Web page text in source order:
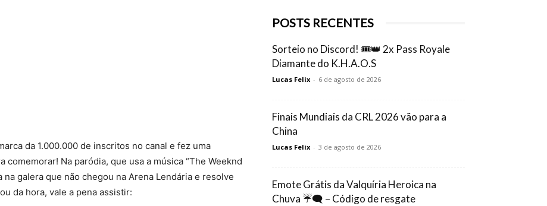
da 1.000.000 de inscritos no canal e fez uma
Na paródia, que usa a música “The Weeknd
na galera que não chegou na Arena Lendária e resolve
da hora, vale a pena assistir:
POSTS RECENTES
Sorteio no Discord! 🎟️👑 2x Pass Royale
Diamante do K.H.A.O.S
Lucas Felix - 6 de agosto de 2026
Finais Mundiais da CRL 2026 vão para a
China
Lucas Felix - 3 de agosto de 2026
Emote Grátis da Valquíria Heroica na
Chuva ☔🗨️ – Código de resgate